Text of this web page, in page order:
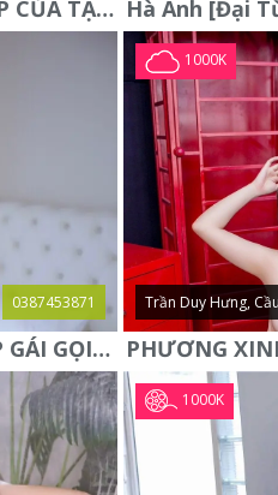
PHƯƠNG LINH: VẺ ĐẸP CỦA TẠO HÓA, XINH ĐẸP, SEXY, QUYỄN RŨ
0387453871
KIỀU OANH-ĐẲNG CẤP GÁI GỌI XINH SANG-NGOAN NGOÃN
1000K
Trần Duy Hưng,
1000K